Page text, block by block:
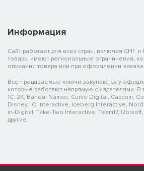
Информация
Сайт работает для всех стран, включая СНГ
товары имеют региональные ограничения,
описании товара или при оформлении
Все продаваемые ключи закупаются у
которые работают напрямую с издателями. В
1C, 2K, Bandai Namco, Curve Digital, Capcom,
Disney, IO Interactive, Iceberg Interactive,
in-Digital, Take-Two Interactive, Team17,
другие